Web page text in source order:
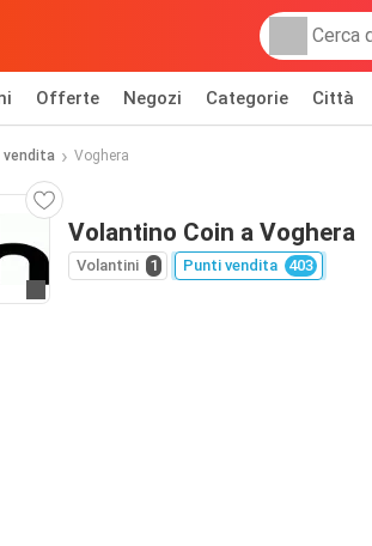
Offerte Negozi Categorie Città
Voghera
Vai al sito web
Volantino Coin a Voghera
Volantini 1 Punti vendita 403